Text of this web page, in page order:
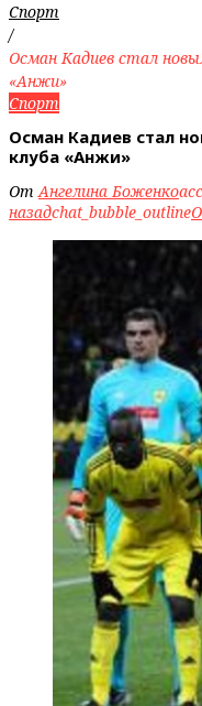
Спорт
/
Осман Кадиев стал
«Анжи»
Спорт
Осман Кадиев стал
клуба «Анжи»
ОтАнгелина Боженко
назадchat_bubble_outline